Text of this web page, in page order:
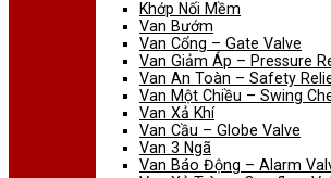
Khớp Nối Mềm
Van Bướm
Van Cổng – Gate Valve
Van Giảm Áp – Pressure
Van An Toàn – Safety
Van Một Chiều – Swing
Van Xả Khí
Van Cầu – Globe Valve
Van 3 Ngã
Van Báo Động – Alarm